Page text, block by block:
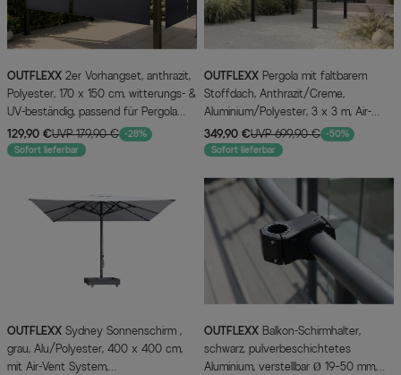
OUTFLEXX
Polyester, 170 x 150 cm, witterungs- &
UV-beständig, passend für Pergola
3x4 m/4x4 m
129,90 €UVP 179,90 € -28%
Sofort lieferbar
OUTFLEXX
Stoffdach, Anthrazit/Creme,
Aluminium/Polyester, 3 x 3 m, Air-
Vent System, UV-Schutz 30+
349,90 €UVP 699,90 € -50%
Sofort lieferbar
OUTFLEXX
grau, Alu/Polyester, 400 x 400 cm,
mit Air-Vent System,
OUTFLEXX
schwarz, pulverbeschichtetes
Aluminium, verstellbar Ø 19–50 mm,